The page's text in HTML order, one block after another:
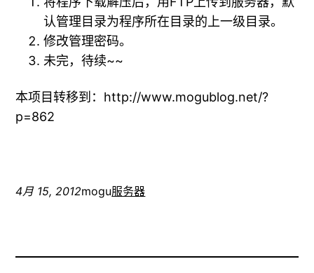
认管理目录为程序所在目录的上一级目录。
修改管理密码。
未完，待续~~
本项目转移到：http://www.mogublog.net/?
p=862
4月 15, 2012mogu服务器